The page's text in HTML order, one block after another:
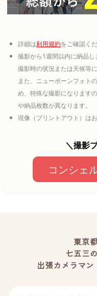
詳細は利用規約をご確認くだ
撮影から1週間以内に納品し
撮影時の状況または天候等
また、ニューボーンフォト
め、特殊な撮影になります
や納品枚数が異なります。
現像（プリントアウト）は
＼撮影
コンシェ
東京
七五三
出張カメラマ